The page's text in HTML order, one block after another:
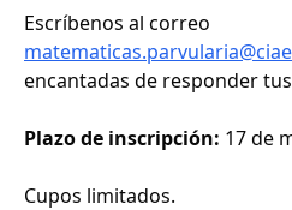
Escríbenos al correo
encantadas de responder
Plazo de inscripción: 17 de
Cupos limitados.